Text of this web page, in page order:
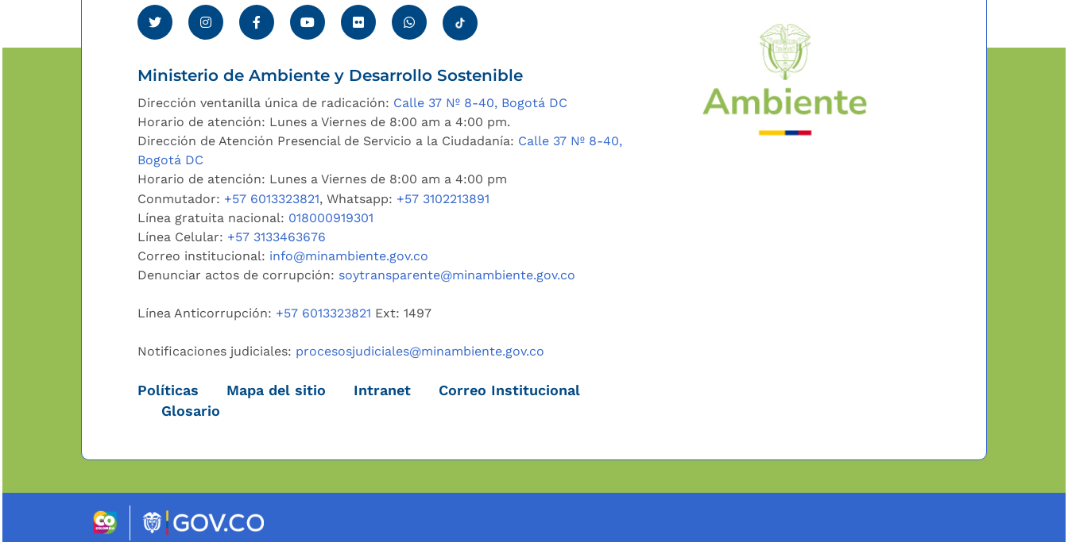
Ministerio de Ambiente y Desarrollo Sostenible
Dirección ventanilla única de radicación: Calle 37 Nº 8-40, Bogotá DC
Horario de atención: Lunes a Viernes de 8:00 am a 4:00 pm.
Dirección de Atención Presencial de Servicio a la Ciudadanía: Calle 37 Nº 8-40,
Bogotá DC
Horario de atención: Lunes a Viernes de 8:00 am a 4:00 pm
Conmutador: +57 6013323821, Whatsapp: +57 3102213891
Línea gratuita nacional: 018000919301
Línea Celular: +57 3133463676
Correo institucional: info@minambiente.gov.co
Denunciar actos de corrupción: soytransparente@minambiente.gov.co
Línea Anticorrupción: +57 6013323821 Ext: 1497
Notificaciones judiciales: procesosjudiciales@minambiente.gov.co
Políticas Mapa del sitio Intranet
Correo Institucional
Glosario